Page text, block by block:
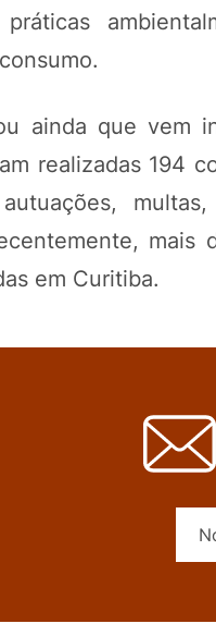
ainda que vem
realizadas 194
em Curitiba.